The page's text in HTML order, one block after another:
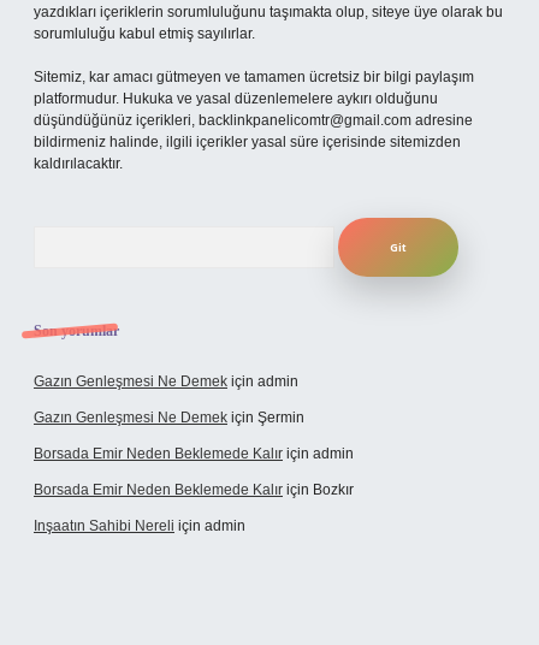
yazdıkları içeriklerin sorumluluğunu taşımakta olup, siteye üye olarak bu
sorumluluğu kabul etmiş sayılırlar.
Sitemiz, kar amacı gütmeyen ve tamamen ücretsiz bir bilgi paylaşım
platformudur. Hukuka ve yasal düzenlemelere aykırı olduğunu
düşündüğünüz içerikleri, backlinkpanelicomtr@gmail.com adresine
bildirmeniz halinde, ilgili içerikler yasal süre içerisinde sitemizden
kaldırılacaktır.
Son yorumlar
Gazın Genleşmesi Ne Demek için admin
Gazın Genleşmesi Ne Demek için Şermin
Borsada Emir Neden Beklemede Kalır için admin
Borsada Emir Neden Beklemede Kalır için Bozkır
Inşaatın Sahibi Nereli için admin